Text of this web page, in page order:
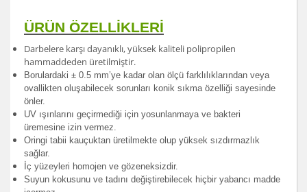
ÜRÜN ÖZELLİKLERİ
Darbelere karşı dayanıklı, yüksek kaliteli polipropilen
hammaddeden üretilmiştir.
Borulardaki ± 0.5 mm’ye kadar olan ölçü farklılıklarından veya
ovallikten oluşabilecek sorunları konik sıkma özelliği sayesinde
önler.
UV ışınlarını geçirmediği için yosunlanmaya ve bakteri
üremesine izin vermez.
Oringi tabii kauçuktan üretilmekte olup yüksek sızdırmazlık
sağlar.
İç yüzeyleri homojen ve gözeneksizdir.
Suyun kokusunu ve tadını değiştirebilecek hiçbir yabancı madde